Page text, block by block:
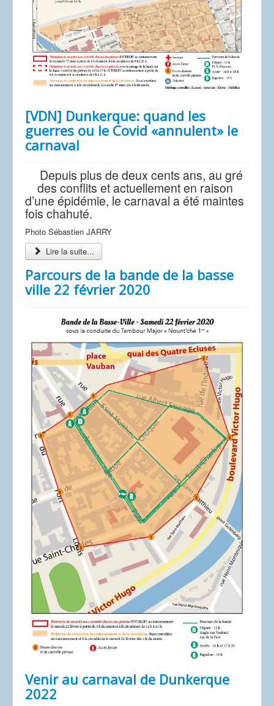
[VDN] Dunkerque: quand les
guerres ou le Covid «annulent» le
carnaval
Depuis plus de deux cents ans, au gré
des conflits et actuellement en raison
d’une épidémie, le carnaval a été maintes
fois chahuté.
Photo Sébastien JARRY
Lire la suite...
Parcours de la bande de la basse
ville 22 février 2020
Venir au carnaval de Dunkerque
2022